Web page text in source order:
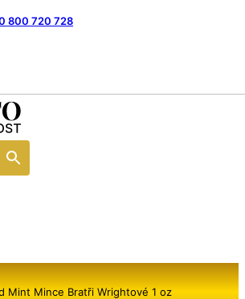
800 720 728
Mint Mince Bratři Wrightové 1 oz